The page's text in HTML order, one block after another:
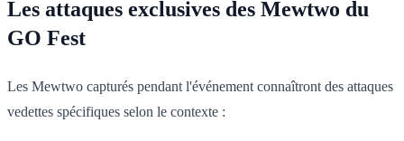
Les attaques exclusives des Mewtwo du
GO Fest
Les Mewtwo capturés pendant l'événement connaîtront des attaques
vedettes spécifiques selon le contexte :